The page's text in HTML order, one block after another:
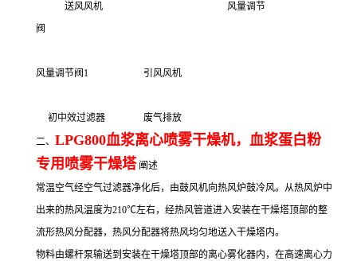
送风风机 风量调节
阀
风量调节阀1 引风风机
初中效过滤器 废气排放
二、 LPG800血浆离心喷雾干燥机，血浆蛋白粉
专用 喷雾干燥塔阐述
常温空气经空气过滤器净化后，由鼓风机向热风炉鼓冷风。从热风炉中
出来的热风温度为210℃左右，经热风管道进入安装在干燥塔顶部的整
流形热风分配器，热风分配器将热风均匀地送入干燥塔内。
物料由螺杆泵输送到安装在干燥塔顶部的离心雾化器内，在高速离心力